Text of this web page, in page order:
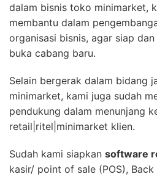
dalam bisnis toko minimarket,
membantu dalam
organisasi bisnis, agar siap
buka cabang baru.
Selain bergerak dalam bidang
minimarket, kami juga sudah
pendukung dalam menunjang
retail|ritel|minimarket klien.
Sudah kami siapkan software
kasir/ point of sale (POS),